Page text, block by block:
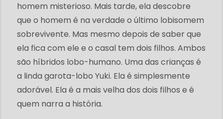
homem misterioso. Mais tarde, ela descobre
que o homem é na verdade o último lobisomem
sobrevivente. Mas mesmo depois de saber que
ela fica com ele e o casal tem dois filhos. Ambos
são híbridos lobo-humano. Uma das crianças é
a linda garota-lobo Yuki. Ela é simplesmente
adorável. Ela é a mais velha dos dois filhos e é
quem narra a história.